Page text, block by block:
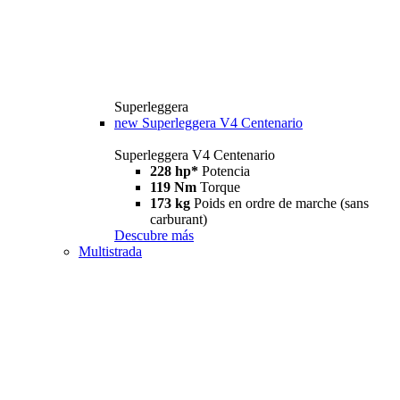
Superleggera
new Superleggera V4 Centenario
Superleggera V4 Centenario
228 hp* Potencia
119 Nm Torque
173 kg Poids en ordre de marche (sans
carburant)
Descubre más
Multistrada